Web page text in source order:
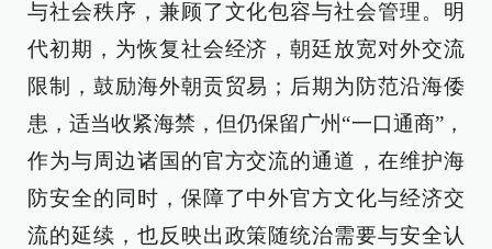
与社会秩序，兼顾了文化包容与社会管理。明
代初期，为恢复社会经济，朝廷放宽对外交流
限制，鼓励海外朝贡贸易；后期为防范沿海倭
患，适当收紧海禁，但仍保留广州“一口通商”，
作为与周边诸国的官方交流的通道，在维护海
防安全的同时，保障了中外官方文化与经济交
流的延续，也反映出政策随统治需要与安全认